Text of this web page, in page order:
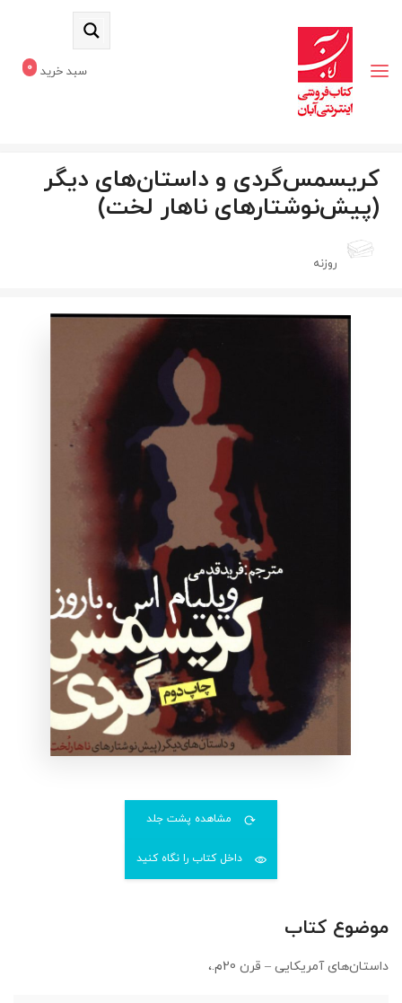
سبد خرید 0
کریسمس‌گردی و داستان‌های دیگر
(پیش‌نوشتارهای ناهار لخت)
روزنه
مشاهده پشت جلد
داخل کتاب را نگاه کنید
موضوع کتاب
داستان‌های آمریکایی – قرن 20م.،